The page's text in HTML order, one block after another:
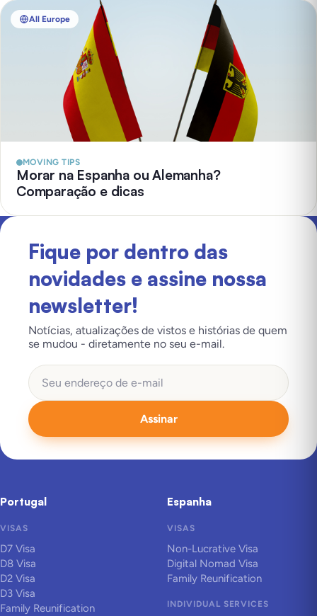
All Europe
MOVING TIPS
Morar na Espanha ou Alemanha?
Comparação e dicas
Fique por dentro das
novidades e assine nossa
newsletter!
Notícias, atualizações de vistos e histórias de quem
se mudou - diretamente no seu e-mail.
Assinar
Portugal
VISAS
D7 Visa
D8 Visa
D2 Visa
D3 Visa
Family Reunification
Espanha
VISAS
Non-Lucrative Visa
Digital Nomad Visa
Family Reunification
INDIVIDUAL SERVICES